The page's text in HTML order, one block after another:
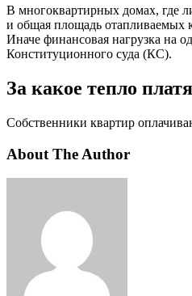
В многоквартирных домах, где
и общая площадь отапливаемых
Иначе финансовая нагрузка на
Конституционного суда (КС).
За какое тепло
Собственники квартир
About The Author